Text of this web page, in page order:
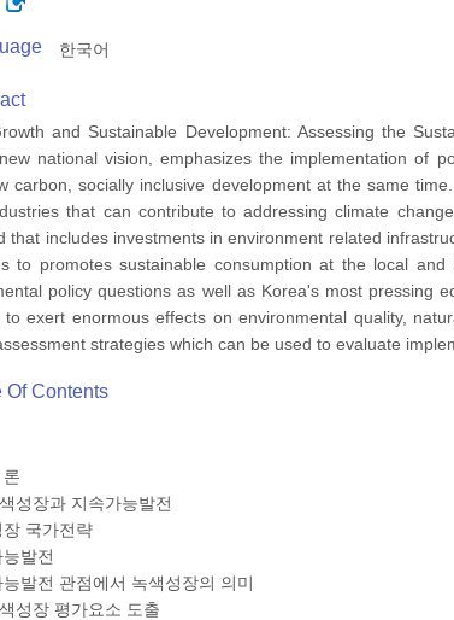
한국어
and Sustainable Development: Assessing the
national vision, emphasizes the implementation of
carbon, socially inclusive development at the same
that can contribute to addressing climate
that includes investments in environment related
to promotes sustainable consumption at the local
policy questions as well as Korea's most pressing
to exert enormous effects on environmental quality,
strategies which can be used to evaluate
Of Contents
성장과 지속가능발전
국가전략
발전
발전 관점에서 녹색성장의 의미
성장 평가요소 도출